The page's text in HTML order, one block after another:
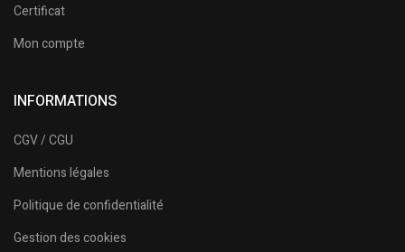
Certificat
Mon compte
INFORMATIONS
CGV / CGU
Mentions légales
Politique de confidentialité
Gestion des cookies